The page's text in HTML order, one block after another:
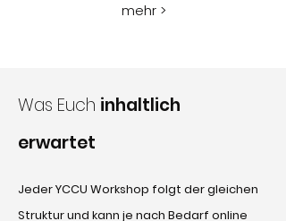
mehr >
Was Euch inhaltlich
erwartet
Jeder YCCU Workshop folgt der gleichen
Struktur und kann je nach Bedarf online